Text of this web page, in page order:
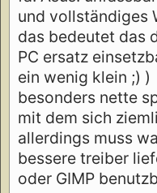
und vollständiges
das bedeutet das
PC ersatz
ein wenig klein ;) )
besonders nette
mit dem sich
allerdings muss
bessere treiber
oder GIMP